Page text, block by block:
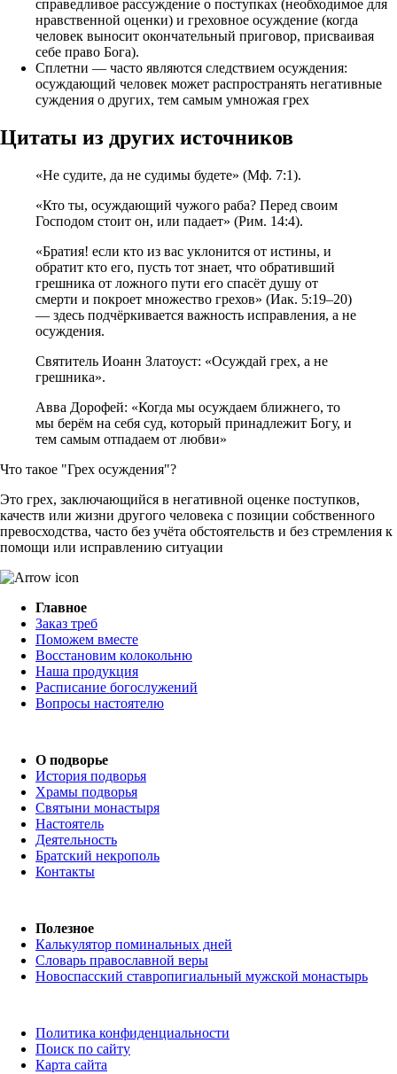
справедливое рассуждение о поступках (необходимое для
нравственной оценки) и греховное осуждение (когда
человек выносит окончательный приговор, присваивая
себе право Бога).
Сплетни — часто являются следствием осуждения:
осуждающий человек может распространять негативные
суждения о других, тем самым умножая грех
Цитаты из других источников
«Не судите, да не судимы будете» (Мф. 7:1).
«Кто ты, осуждающий чужого раба? Перед своим
Господом стоит он, или падает» (Рим. 14:4).
«Братия! если кто из вас уклонится от истины, и
обратит кто его, пусть тот знает, что обративший
грешника от ложного пути его спасёт душу от
смерти и покроет множество грехов» (Иак. 5:19–20)
— здесь подчёркивается важность исправления, а не
осуждения.
Святитель Иоанн Златоуст: «Осуждай грех, а не
грешника».
Авва Дорофей: «Когда мы осуждаем ближнего, то
мы берём на себя суд, который принадлежит Богу, и
тем самым отпадаем от любви»
Что такое "Грех осуждения"?
Это грех, заключающийся в негативной оценке поступков,
качеств или жизни другого человека с позиции собственного
превосходства, часто без учёта обстоятельств и без стремления к
помощи или исправлению ситуации
Главное
Заказ треб
Поможем вместе
Восстановим колокольню
Наша продукция
Расписание богослужений
Вопросы настоятелю
О подворье
История подворья
Храмы подворья
Святыни монастыря
Настоятель
Деятельность
Братский некрополь
Контакты
Полезное
Калькулятор поминальных дней
Словарь православной веры
Новоспасский ставропигиальный мужской монастырь
Политика конфиденциальности
Поиск по сайту
Карта сайта